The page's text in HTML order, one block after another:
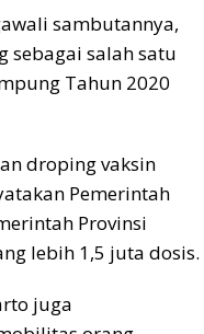
sambutannya,
sebagai salah satu
Tahun 2020
droping vaksin
Pemerintah
Provinsi
lebih 1,5 juta dosis.
juga